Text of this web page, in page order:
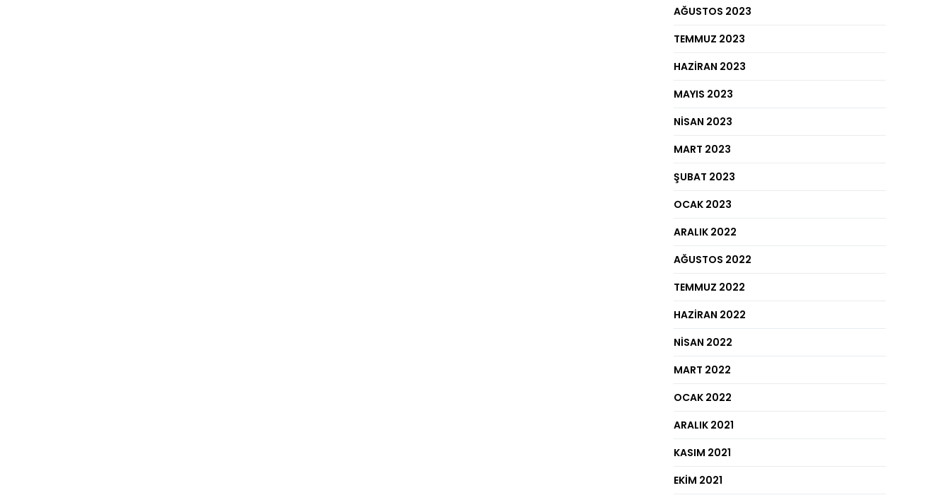
AĞUSTOS 2023
TEMMUZ 2023
HAZIRAN 2023
MAYIS 2023
NISAN 2023
MART 2023
ŞUBAT 2023
OCAK 2023
ARALIK 2022
AĞUSTOS 2022
TEMMUZ 2022
HAZIRAN 2022
NISAN 2022
MART 2022
OCAK 2022
ARALIK 2021
KASIM 2021
EKIM 2021